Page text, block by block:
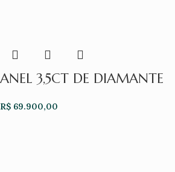
ANEL 3,5CT DE DIAMANTE
R$ 69.900,00